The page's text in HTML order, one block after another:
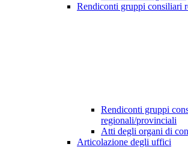
Rendiconti gruppi consiliari
Rendiconti gruppi
regionali/provinciali
Atti degli organi di
Articolazione degli uffici